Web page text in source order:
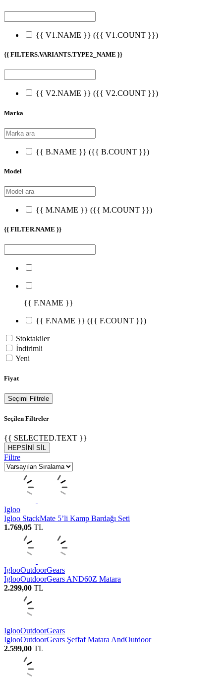
{{ V1.NAME }} ({{ V1.COUNT }})
{{ FILTERS.VARIANTS.TYPE2_NAME }}
{{ V2.NAME }} ({{ V2.COUNT }})
Marka
{{ B.NAME }} ({{ B.COUNT }})
Model
{{ M.NAME }} ({{ M.COUNT }})
{{ FILTER.NAME }}
{{ F.NAME }}
{{ F.NAME }} ({{ F.COUNT }})
Stoktakiler
İndirimli
Yeni
Fiyat
Seçimi Filtrele
Seçilen Filtreler
{{ SELECTED.TEXT }}
HEPSİNİ SİL
Filtre
Igloo
Igloo StackMate 5’li Kamp Bardağı Seti
1.769,05 TL
IglooOutdoorGears
IglooOutdoorGears AND60Z Matara
2.299,00 TL
IglooOutdoorGears
IglooOutdoorGears Şeffaf Matara AndOutdoor
2.599,00 TL